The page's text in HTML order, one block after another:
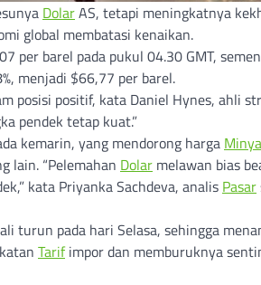
DolarAS, tetapi meningkatnya
global membatasi kenaikan.
per barel pada pukul 04.30 GMT,
menjadi $66,77 per barel.
posisi positif, kata Daniel Hynes, ahli
pendek tetap kuat.”
kemarin, yang mendorong harga
lain. “Pelemahan Dolar melawan bias
kata Priyanka Sachdeva, analis Pasar
turun pada hari Selasa, sehingga
Tarifimpor dan memburuknya